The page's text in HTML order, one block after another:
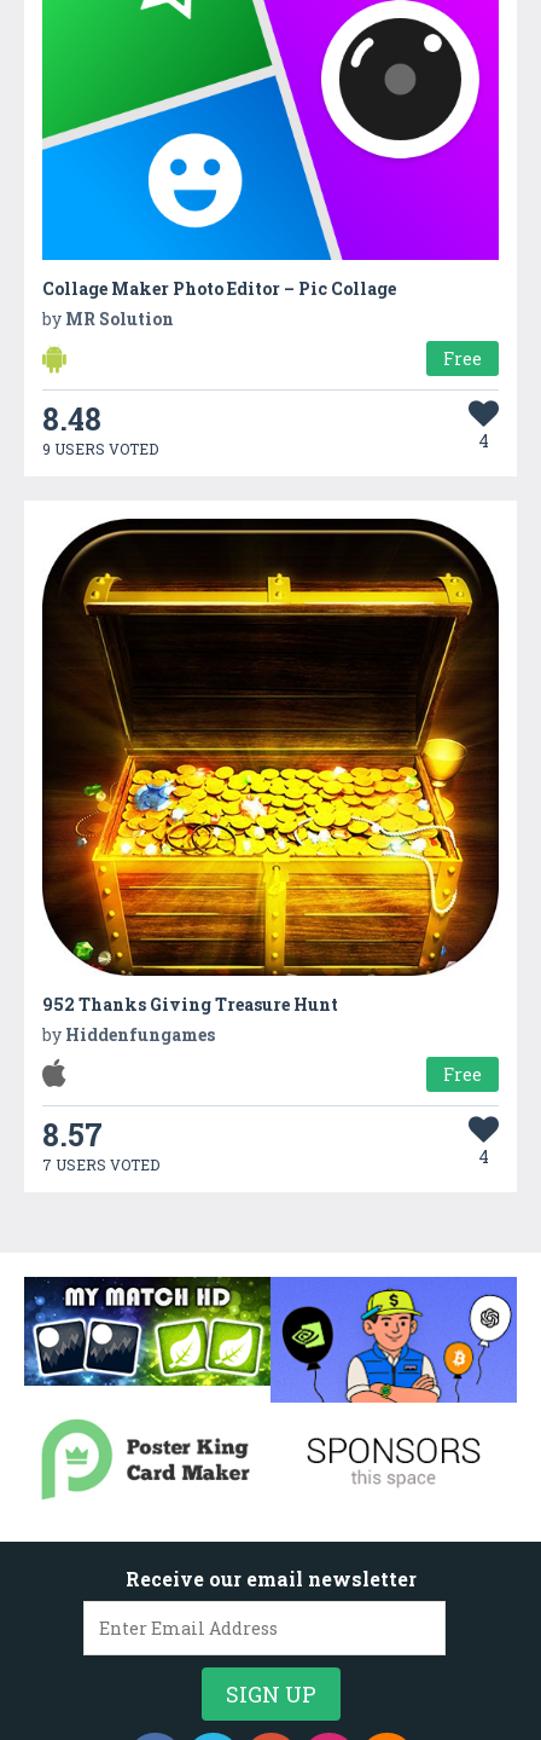
Collage Maker Photo Editor – Pic Collage
by MR Solution
Free
8.48
9 USERS VOTED 4
952 Thanks Giving Treasure Hunt
by Hiddenfungames
Free
8.57
7 USERS VOTED 4
Receive our email newsletter